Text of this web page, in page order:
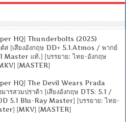
HQ] Thunderbolts (2025)
ต์ส [เสียงอังกฤษ DD+ 5.1.Atmos / พากย์
Master แท้.] [บรรยาย: ไทย-อังกฤษ
[MASTER]
HQ] The Devil Wears Prada
ารสวมปราด้า [เสียงอังกฤษ DTS: 5.1 /
5.1 Blu-Ray Master] [บรรยาย: ไทย-
[MKV] [MASTER]